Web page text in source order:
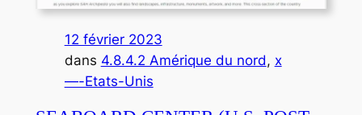
12 février 2023
dans 4.8.4.2 Amérique du nord, x
—-Etats-Unis